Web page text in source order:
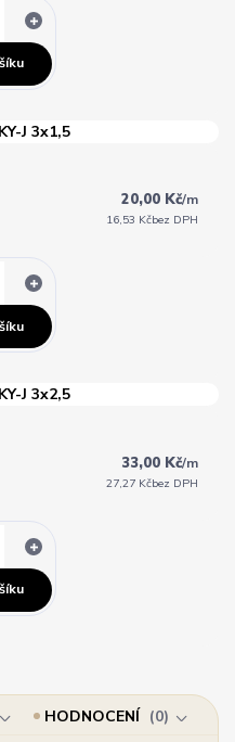
20,00 Kč/m
16,53 Kčbez DPH
33,00 Kč/m
27,27 Kčbez DPH
HODNOCENÍ
0